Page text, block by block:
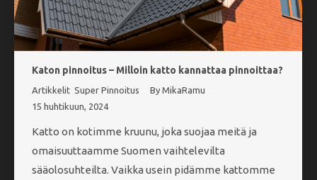
Katon pinnoitus – Milloin katto kannattaa pinnoittaa?
Artikkelit Super Pinnoitus By MikaRamu
15 huhtikuun, 2024
Katto on kotimme kruunu, joka suojaa meitä ja
omaisuuttaamme Suomen vaihtelevilta
sääolosuhteilta. Vaikka usein pidämme kattomme